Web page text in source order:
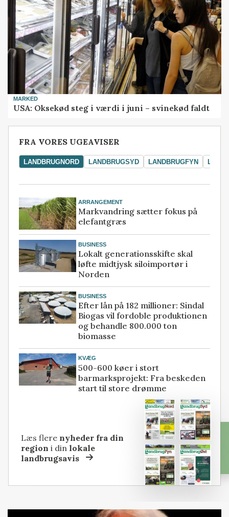
MARKED
USA: Oksekød steg i værdi i juni – svinekød faldt
FRA VORES UGEAVISER
LANDBRUGNORD LANDBRUGSYD LANDBRUGFYN
ARRANGEMENT
Markvandring sætter fokus på
elefantgræs
BUSINESS
Lokalt generationsskifte skal
løfte midtjysk siloimportør i
Norden
BUSINESS
Efter lån på 182 millioner: Sindal
Biogas vil fordoble produktionen
og behandle 800.000 ton
biomasse
KVÆG
500-600 køer i stort
barmarksprojekt: Fra beskeden
start til store drømme
Læs flere nyheder fra din
region i dinlokale
landbrugsavis